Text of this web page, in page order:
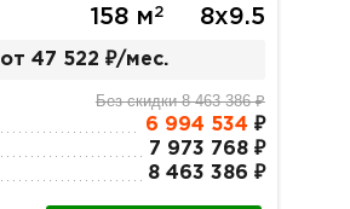
158 м2 8х9.5
от 47 522 ₽/мес.
Без скидки 8 463 386 ₽
6 994 534 ₽
7 973 768 ₽
8 463 386 ₽